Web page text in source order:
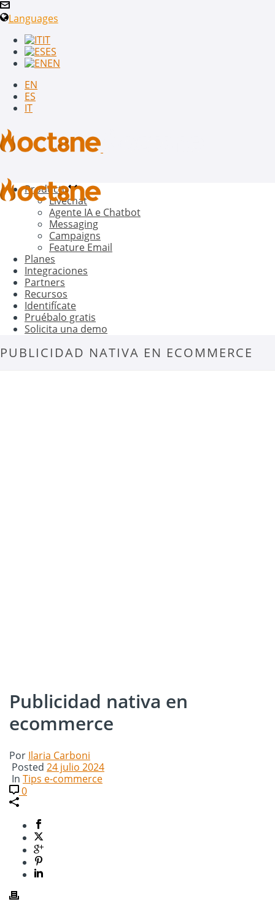
Languages
IT
ES
EN
EN
ES
IT
Producto
Livechat
Agente IA e Chatbot
Messaging
Campaigns
Feature Email
Planes
Integraciones
Partners
Recursos
Identifícate
Pruébalo gratis
Solicita una demo
PUBLICIDAD NATIVA EN ECOMMERCE
Publicidad nativa en
ecommerce
Por Ilaria Carboni
Posted 24 julio 2024
In Tips e-commerce
0